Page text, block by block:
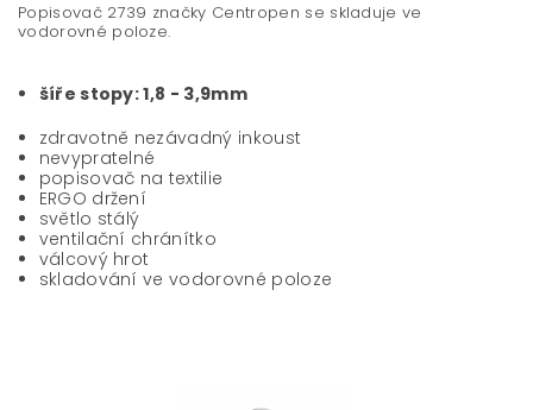
Popisovač 2739 značky Centropen se skladuje ve
vodorovné poloze.
šíře stopy: 1,8 - 3,9mm
zdravotně nezávadný inkoust
nevypratelné
popisovač na textilie
ERGO držení
světlo stálý
ventilační chránítko
válcový hrot
skladování ve vodorovné poloze